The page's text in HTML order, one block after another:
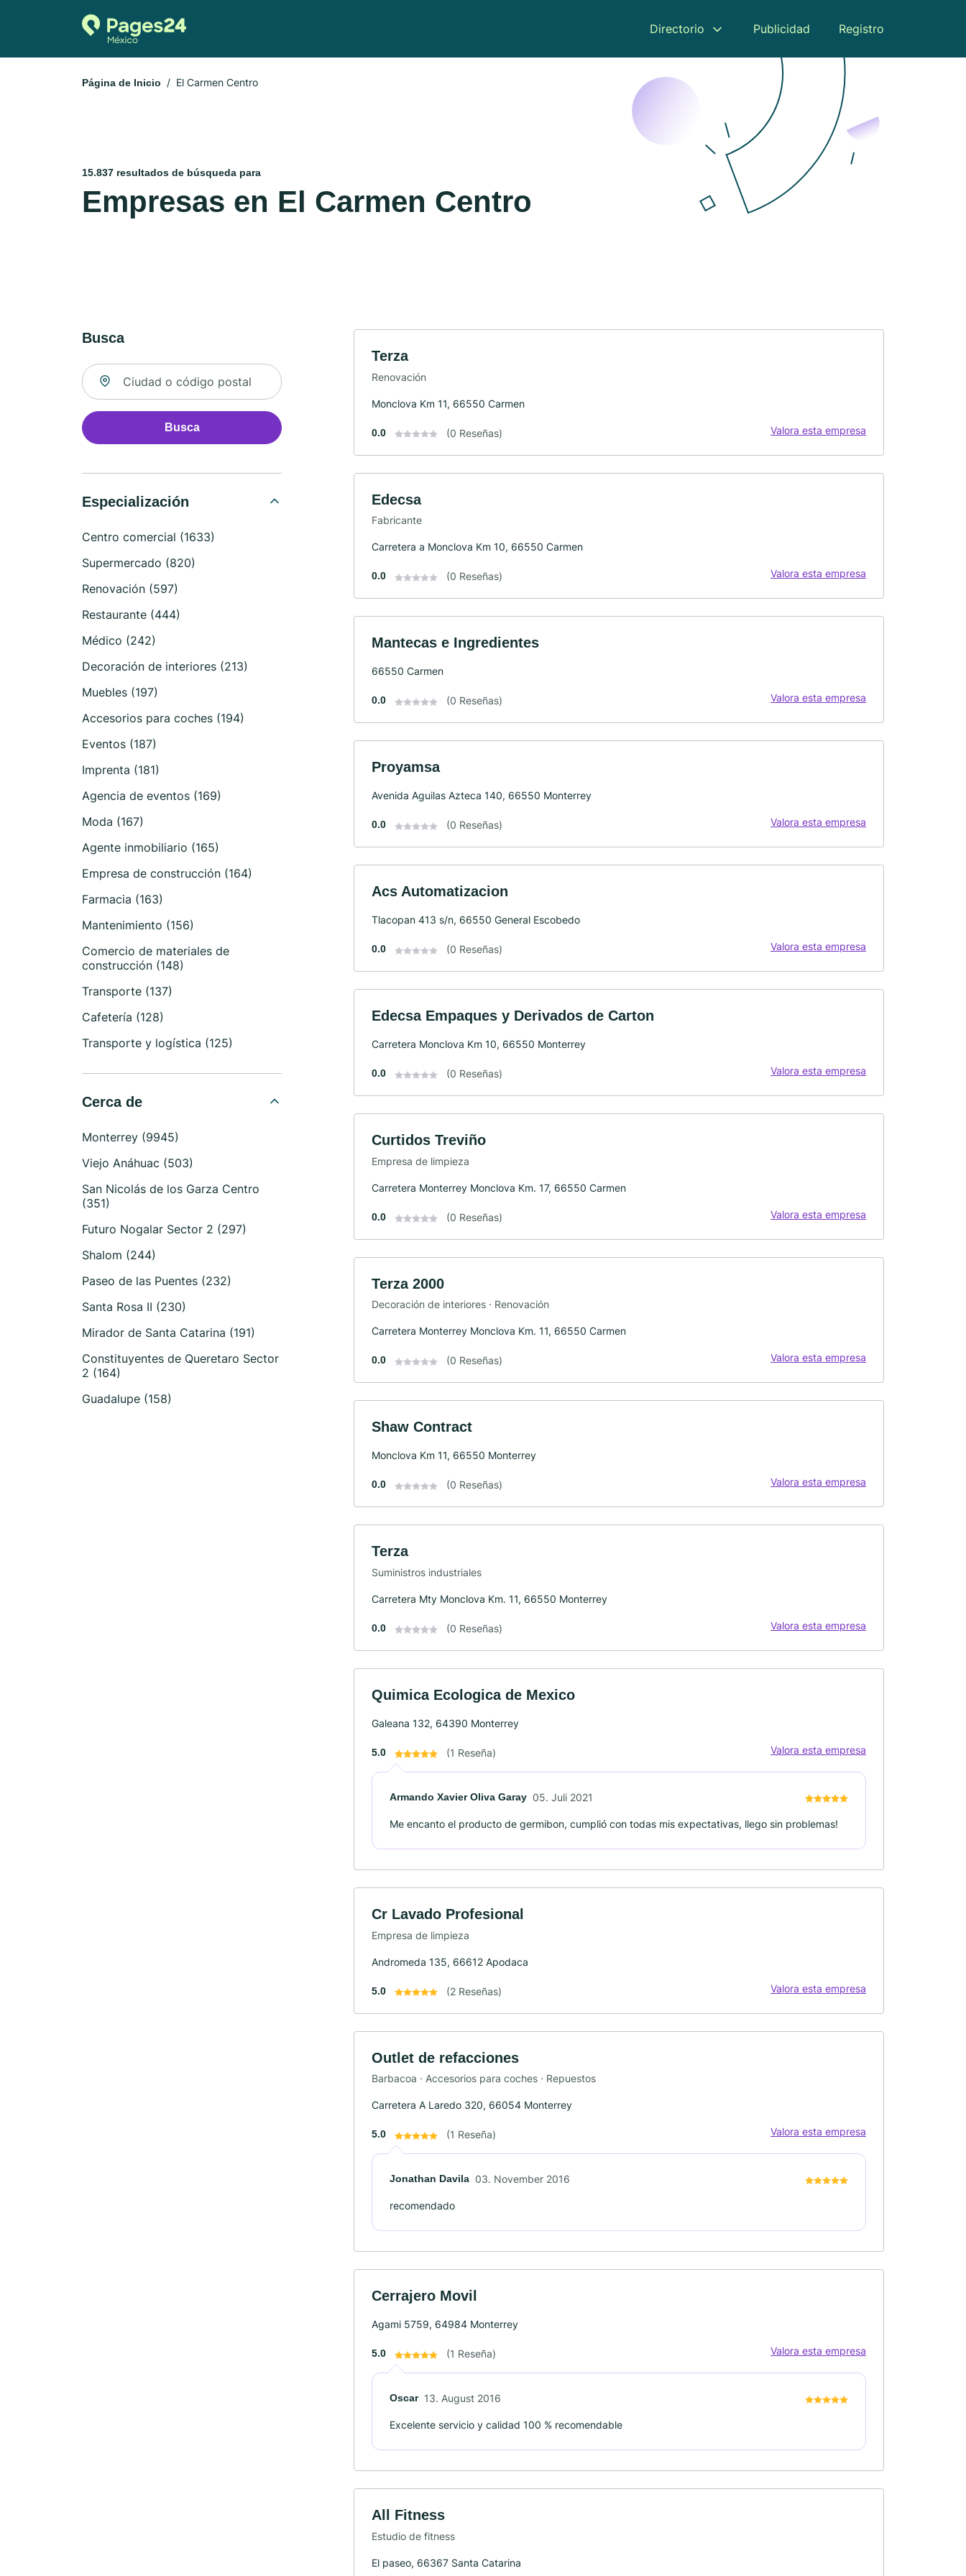
Directorio Publicidad Registro
Página de Inicio El Carmen Centro
15.837 resultados de búsqueda para
Empresas en El Carmen Centro
Busca
Buscar ubicación
Busca
Especialización
Centro comercial (1633)
Supermercado (820)
Renovación (597)
Restaurante (444)
Médico (242)
Decoración de interiores (213)
Muebles (197)
Accesorios para coches (194)
Eventos (187)
Imprenta (181)
Agencia de eventos (169)
Moda (167)
Agente inmobiliario (165)
Empresa de construcción (164)
Farmacia (163)
Mantenimiento (156)
Comercio de materiales de
construcción (148)
Transporte (137)
Cafetería (128)
Transporte y logística (125)
Cerca de
Monterrey (9945)
Viejo Anáhuac (503)
San Nicolás de los Garza Centro
(351)
Futuro Nogalar Sector 2 (297)
Shalom (244)
Paseo de las Puentes (232)
Santa Rosa II (230)
Mirador de Santa Catarina (191)
Constituyentes de Queretaro Sector
2 (164)
Guadalupe (158)
Terza
Renovación
Monclova Km 11, 66550 Carmen
0.0 (0 Reseñas) Valora esta empresa
Edecsa
Fabricante
Carretera a Monclova Km 10, 66550 Carmen
0.0 (0 Reseñas) Valora esta empresa
Mantecas e Ingredientes
66550 Carmen
0.0 (0 Reseñas) Valora esta empresa
Proyamsa
Avenida Aguilas Azteca 140, 66550 Monterrey
0.0 (0 Reseñas) Valora esta empresa
Acs Automatizacion
Tlacopan 413 s/n, 66550 General Escobedo
0.0 (0 Reseñas) Valora esta empresa
Edecsa Empaques y Derivados de Carton
Carretera Monclova Km 10, 66550 Monterrey
0.0 (0 Reseñas) Valora esta empresa
Curtidos Treviño
Empresa de limpieza
Carretera Monterrey Monclova Km. 17, 66550 Carmen
0.0 (0 Reseñas) Valora esta empresa
Terza 2000
Decoración de interiores · Renovación
Carretera Monterrey Monclova Km. 11, 66550 Carmen
0.0 (0 Reseñas) Valora esta empresa
Shaw Contract
Monclova Km 11, 66550 Monterrey
0.0 (0 Reseñas) Valora esta empresa
Terza
Suministros industriales
Carretera Mty Monclova Km. 11, 66550 Monterrey
0.0 (0 Reseñas) Valora esta empresa
Quimica Ecologica de Mexico
Galeana 132, 64390 Monterrey
5.0 (1 Reseña) Valora esta empresa
Armando Xavier Oliva Garay 05. Juli 2021
Me encanto el producto de germibon, cumplió con todas mis expectativas, llego sin problemas!
Cr Lavado Profesional
Empresa de limpieza
Andromeda 135, 66612 Apodaca
5.0 (2 Reseñas) Valora esta empresa
Outlet de refacciones
Barbacoa · Accesorios para coches · Repuestos
Carretera A Laredo 320, 66054 Monterrey
5.0 (1 Reseña) Valora esta empresa
Jonathan Davila 03. November 2016
recomendado
Cerrajero Movil
Agami 5759, 64984 Monterrey
5.0 (1 Reseña) Valora esta empresa
Oscar 13. August 2016
Excelente servicio y calidad 100 % recomendable
All Fitness
Estudio de fitness
El paseo, 66367 Santa Catarina